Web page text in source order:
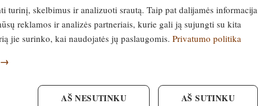
raginami
pavojingas
turinį, skelbimus ir analizuoti srautą. Taip pat dalijamės informacija
reklamos ir analizės partneriais, kurie gali ją sujungti su kita
jie surinko, kai naudojatės jų paslaugomis. Privatumo politika
→
AŠ SUTINKU
AŠ NESUTINKU